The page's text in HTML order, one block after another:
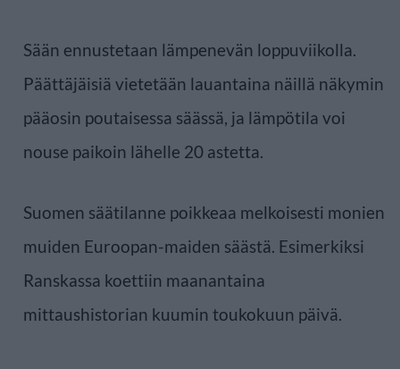
Sään ennustetaan lämpenevän loppuviikolla.
Päättäjäisiä vietetään lauantaina näillä näkymin
pääosin poutaisessa säässä, ja lämpötila voi
nouse paikoin lähelle 20 astetta.
Suomen säätilanne poikkeaa melkoisesti monien
muiden Euroopan-maiden säästä. Esimerkiksi
Ranskassa koettiin maanantaina
mittaushistorian kuumin toukokuun päivä.